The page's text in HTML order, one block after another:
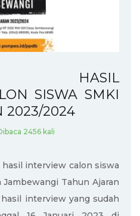
HASIL
SISWA SMKI
2023/2024
2456 kali
interview calon siswa
Jambewangi Tahun Ajaran
interview yang sudah